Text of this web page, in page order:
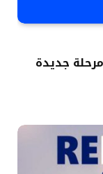
جديدة